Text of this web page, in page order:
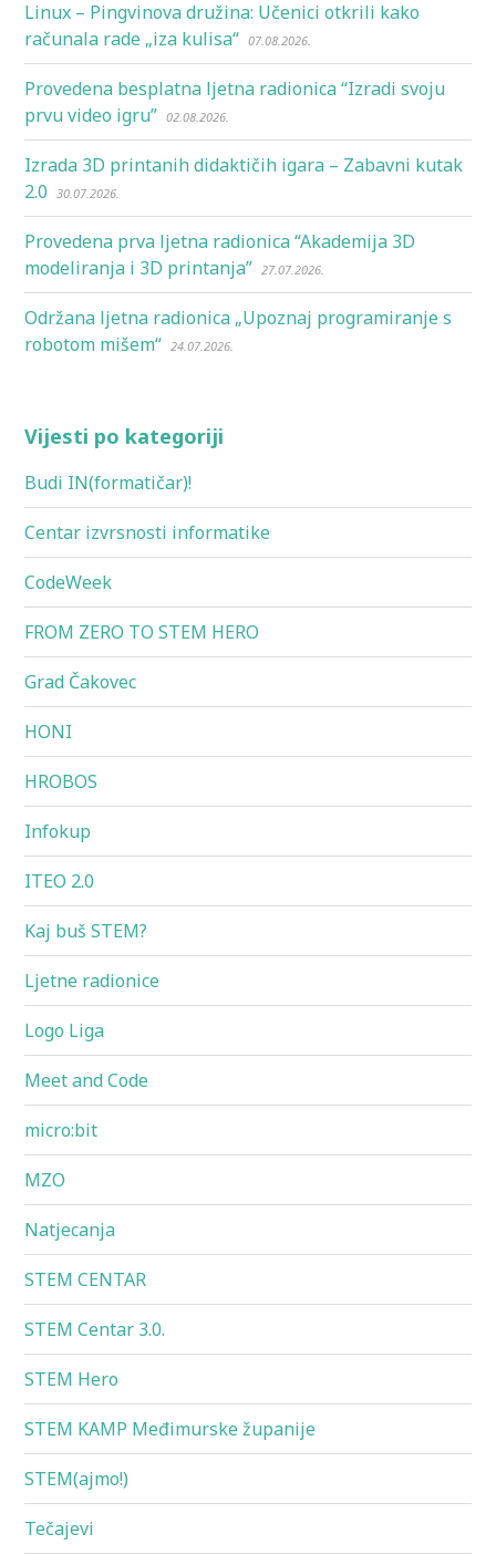
Linux – Pingvinova družina: Učenici otkrili kako
računala rade „iza kulisa“ 07.08.2026.
Provedena besplatna ljetna radionica “Izradi svoju
prvu video igru” 02.08.2026.
Izrada 3D printanih didaktičih igara – Zabavni kutak
2.0
30.07.2026.
Provedena prva ljetna radionica “Akademija 3D
modeliranja i 3D printanja” 27.07.2026.
Održana ljetna radionica „Upoznaj programiranje s
robotom mišem“ 24.07.2026.
Vijesti po kategoriji
Budi IN(formatičar)!
Centar izvrsnosti informatike
CodeWeek
FROM ZERO TO STEM HERO
Grad Čakovec
HONI
HROBOS
Infokup
ITEO 2.0
Kaj buš STEM?
Ljetne radionice
Logo Liga
Meet and Code
micro:bit
MZO
Natjecanja
STEM CENTAR
STEM Centar 3.0.
STEM Hero
STEM KAMP Međimurske županije
STEM(ajmo!)
Tečajevi